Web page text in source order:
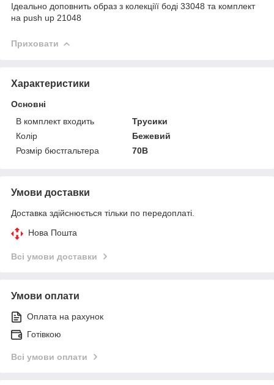
Ідеально доповнить образ з колекціїї боді 33048 та комплект
на push up 21048
Приховати
Характеристики
Основні
В комплект входить
Трусики
Колір
Бежевий
Розмір бюстгальтера
70B
Умови доставки
Доставка здійснюється тільки по передоплаті.
Нова Пошта
Всі умови доставки
Умови оплати
Оплата на рахунок
Готівкою
Всі умови оплати